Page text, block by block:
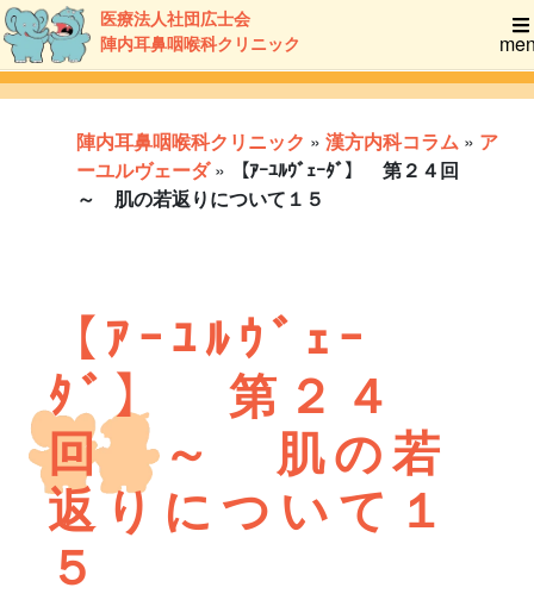
医療法人社団広士会
陣内耳鼻咽喉科クリニック
陣内耳鼻咽喉科クリニック » 漢方内科コラム » ア
ーユルヴェーダ»
【ｱｰﾕﾙｳﾞｪｰﾀﾞ】 第２４回
～ 肌の若返りについて１５
【ｱｰﾕﾙｳﾞｪｰ
ﾀﾞ】 第２４
回 ～ 肌の若
返りについて１
５